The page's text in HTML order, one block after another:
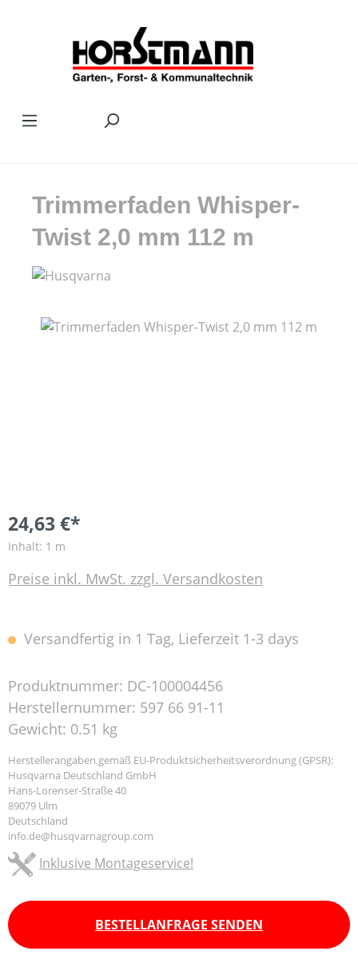
Trimmerfaden Whisper-
Twist 2,0 mm 112 m
Bildergalerie überspringen
24,63 €*
Inhalt: 1 m
Preise inkl. MwSt. zzgl. Versandkosten
Versandfertig in 1 Tag, Lieferzeit 1-3 days
Produktnummer: DC-100004456
Herstellernummer: 597 66 91-11
Gewicht: 0.51 kg
Herstellerangaben gemäß EU-Produktsicherheitsverordnung (GPSR):
Husqvarna Deutschland GmbH
Hans-Lorenser-Straße 40
89079 Ulm
Deutschland
info.de@husqvarnagroup.com
Inklusive Montageservice!
BESTELLANFRAGE SENDEN